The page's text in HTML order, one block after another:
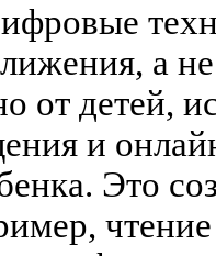
а
от детей,
и
Это
чтение